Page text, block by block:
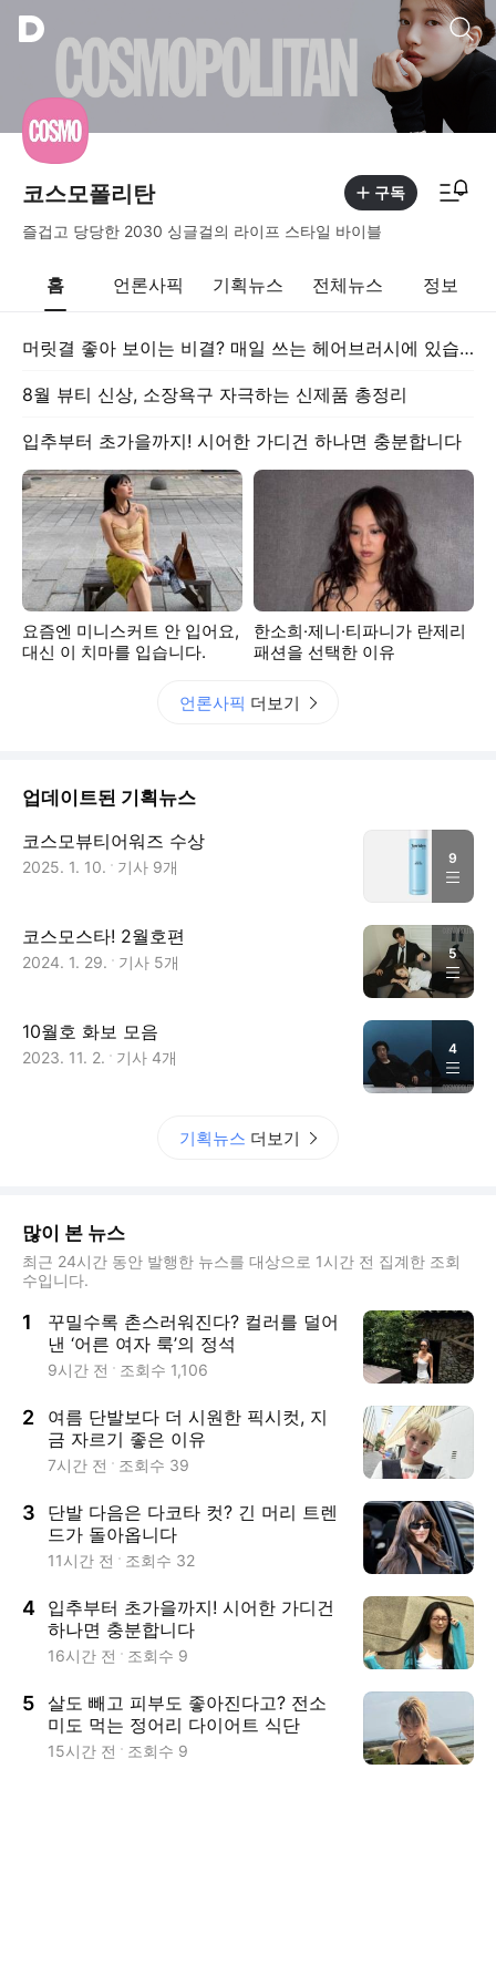
코스모폴리탄 구독
즐겁고 당당한 2030 싱글걸의 라이프 스타일 바이블
홈 언론사픽 기획뉴스 전체뉴스 정보
머릿결 좋아 보이는 비결? 매일 쓰는 헤어브러시에 있습니다
8월 뷰티 신상, 소장욕구 자극하는 신제품 총정리
입추부터 초가을까지! 시어한 가디건 하나면 충분합니다
요즘엔 미니스커트 안 입어요,
대신 이 치마를 입습니다.
한소희·제니·티파니가 란제리
패션을 선택한 이유
언론사픽 더보기
업데이트된 기획뉴스
코스모뷰티어워즈 수상
2025. 1. 10. 기사 9개 9
코스모스타! 2월호편
2024. 1. 29. 기사 5개 5
10월호 화보 모음
2023. 11. 2. 기사 4개 4
기획뉴스 더보기
많이 본 뉴스
최근 24시간 동안 발행한 뉴스를 대상으로 1시간 전 집계한 조회
수입니다.
1
꾸밀수록 촌스러워진다? 컬러를 덜어
낸 ‘어른 여자 룩’의 정석
9시간 전 조회수 1,106
2
여름 단발보다 더 시원한 픽시컷, 지
금 자르기 좋은 이유
7시간 전 조회수 39
3
단발 다음은 다코타 컷? 긴 머리 트렌
드가 돌아옵니다
11시간 전 조회수 32
4 입추부터 초가을까지! 시어한 가디건
하나면 충분합니다
16시간 전 조회수 9
5 살도 빼고 피부도 좋아진다고? 전소
미도 먹는 정어리 다이어트 식단
15시간 전 조회수 9